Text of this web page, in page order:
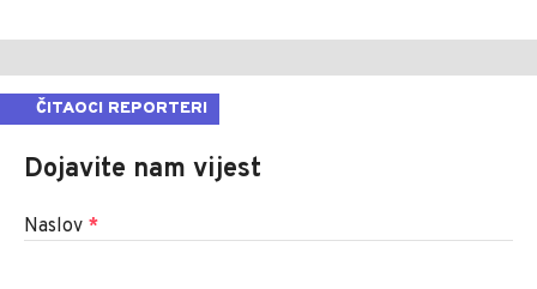
ČITAOCI REPORTERI
Dojavite nam vijest
Naslov *